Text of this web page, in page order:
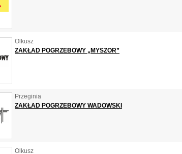
Olkusz
ZAKŁAD POGRZEBOWY „MYSZOR”
Przeginia
ZAKŁAD POGRZEBOWY WADOWSKI
Olkusz